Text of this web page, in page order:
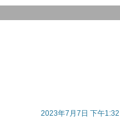
2023年7月7日 下午1:32